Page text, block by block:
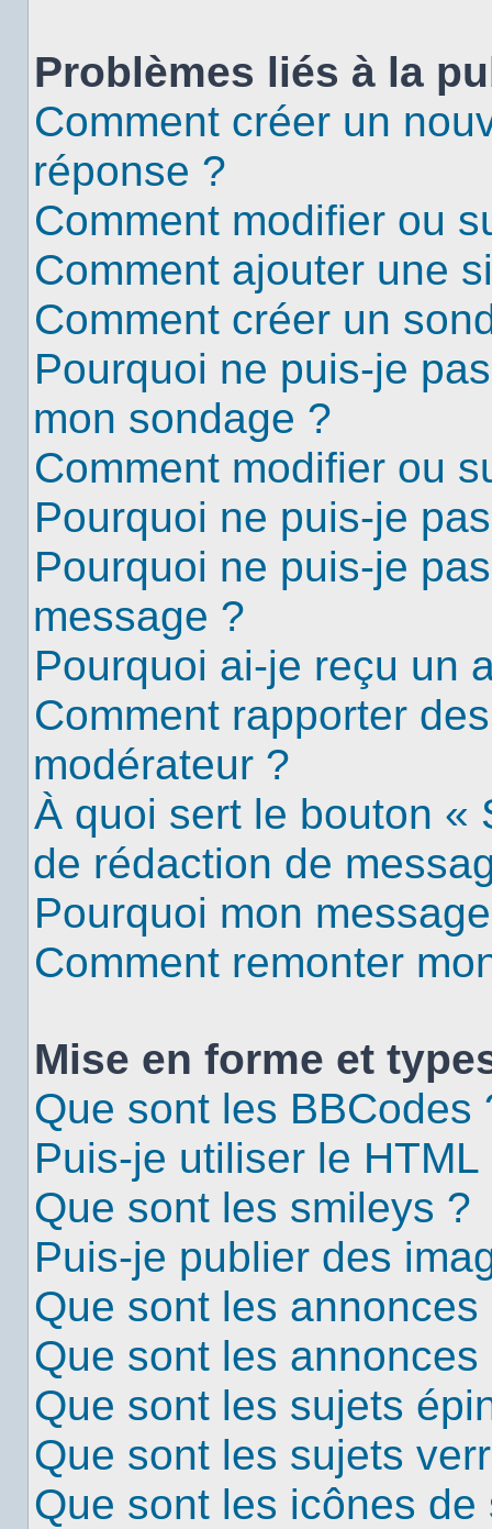
Problèmes liés à la
Comment créer un
réponse ?
Comment modifier ou
Comment ajouter une
Comment créer un
Pourquoi ne puis-je
mon sondage ?
Comment modifier ou
Pourquoi ne puis-je
Pourquoi ne puis-je
message ?
Pourquoi ai-je reçu un
Comment rapporter
modérateur ?
À quoi sert le bouton «
de rédaction de
Pourquoi mon
Comment remonter
Mise en forme et
Que sont les BBCodes
Puis-je utiliser le HTML
Que sont les smileys ?
Puis-je publier des
Que sont les
Que sont les annonces
Que sont les sujets
Que sont les sujets
Que sont les icônes de